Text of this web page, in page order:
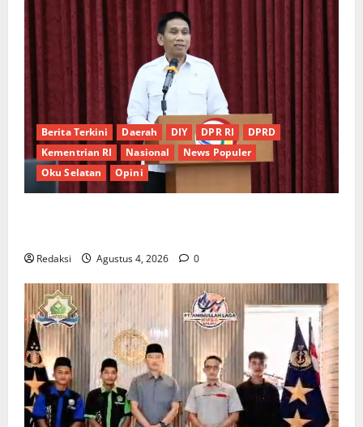
Berita Terkini Daerah DIY DPR RI
DPRD
Kementrian RI
Nasional
News Populer
Oku Selatan
Opini
Redaksi Agustus 4, 2026 0